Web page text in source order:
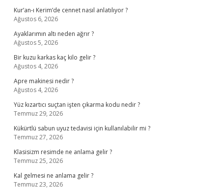
Kur’an-ı Kerim’de cennet nasıl anlatılıyor ?
Ağustos 6, 2026
Ayaklarımın altı neden ağrır ?
Ağustos 5, 2026
Bir kuzu karkas kaç kilo gelir ?
Ağustos 4, 2026
Apre makinesi nedir ?
Ağustos 4, 2026
Yüz kızartıcı suçtan işten çıkarma kodu nedir ?
Temmuz 29, 2026
Kükürtlü sabun uyuz tedavisi için kullanılabilir mi ?
Temmuz 27, 2026
Klasisizm resimde ne anlama gelir ?
Temmuz 25, 2026
Kal gelmesi ne anlama gelir ?
Temmuz 23, 2026